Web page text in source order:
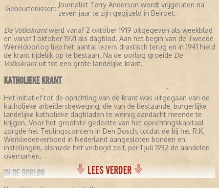
Gebeurtenissen: Journalist Terry Anderson wordt vrijgelaten na
zeven jaar te zijn gegijzeld in Beiroet.
De Volkskrantwerd vanaf 2 oktober 1919 uitgegeven als weekblad
en vanaf 1 oktober 1921 als dagblad. Aan het begin van de Tweede
Wereldoorlog liep het aantal lezers drastisch terug en in 1941 hield
de krant tijdelijk op te bestaan. Na de oorlog groeide De
Volkskrantuit tot een grote landelijke krant.
KATHOLIEKE KRANT
Het initiatief tot de oprichting van de krant was uitgegaan van de
katholieke arbeidersbeweging, die van de bestaande, burgerlijke
landelijke katholieke dagbladen te weinig aandacht meende te
krijgen. Voor het grootste gedeelte van het oprichtingskapitaal
zorgde het Teulingsconcern in Den Bosch, totdat de bij het R.K.
Werkliedenverbond in Nederland aangesloten bonden en
instellingen, alsmede het verbond zelf, per 1 juli 1932 de aandelen
overnamen.
IN DE OORLOG LEES VERDER